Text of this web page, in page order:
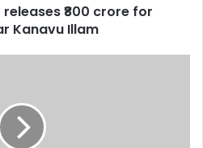
₹800 crore for
Kanavu Illam